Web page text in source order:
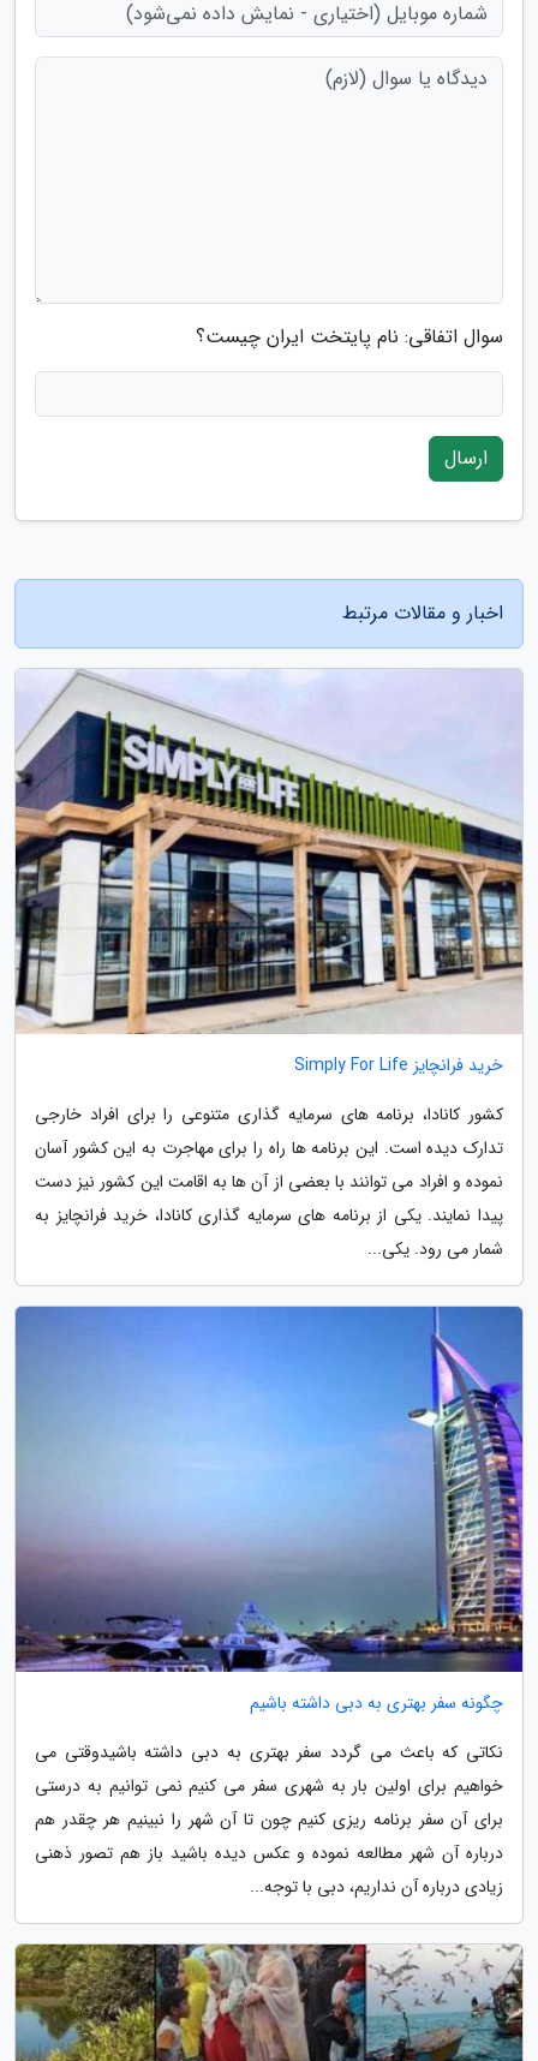
سوال اتفاقی: نام پایتخت ایران چیست؟
ارسال
اخبار و مقالات مرتبط
خرید فرانچایز Simply For Life
کشور کانادا، برنامه های سرمایه گذاری متنوعی را برای افراد خارجی
تدارک دیده است. این برنامه ها راه را برای مهاجرت به این کشور آسان
نموده و افراد می توانند با بعضی از آن ها به اقامت این کشور نیز دست
پیدا نمایند. یکی از برنامه های سرمایه گذاری کانادا، خرید فرانچایز به
شمار می رود. یکی...
چگونه سفر بهتری به دبی داشته باشیم
نکاتی که باعث می گردد سفر بهتری به دبی داشته باشیدوقتی می
خواهیم برای اولین بار به شهری سفر می کنیم نمی توانیم به درستی
برای آن سفر برنامه ریزی کنیم چون تا آن شهر را نبینیم هر چقدر هم
درباره آن شهر مطالعه نموده و عکس دیده باشید باز هم تصور ذهنی
زیادی درباره آن نداریم، دبی با توجه...